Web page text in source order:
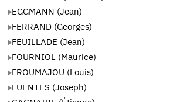
EGGMANN (Jean)
FERRAND (Georges)
FEUILLADE (Jean)
FOURNIOL (Maurice)
FROUMAJOU (Louis)
FUENTES (Joseph)